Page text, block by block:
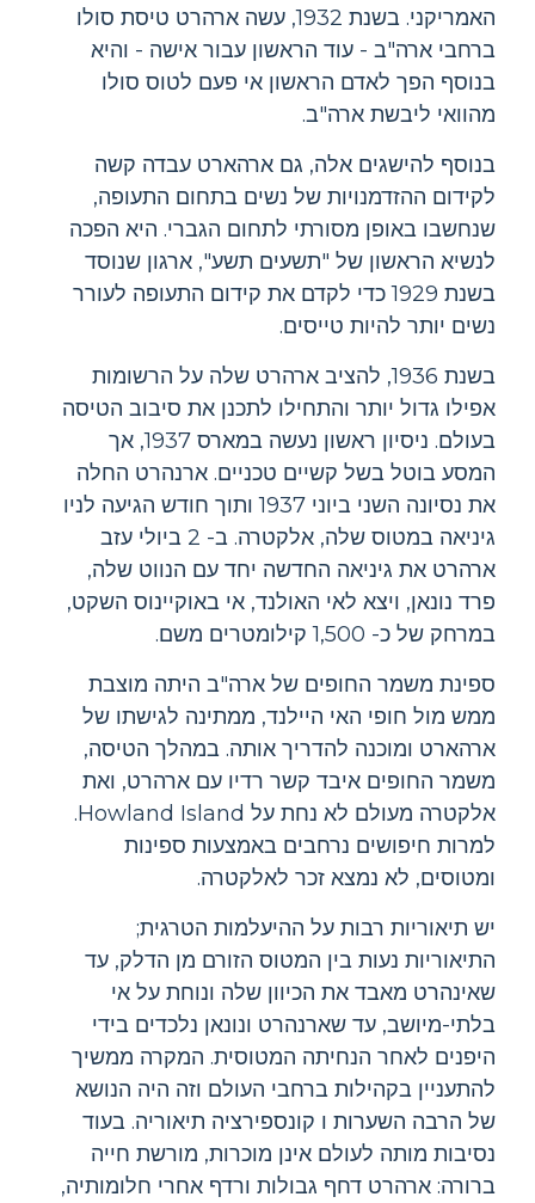
האמריקני. בשנת 1932, עשה ארהרט טיסת סולו
ברחבי ארה"ב - עוד הראשון עבור אישה - והיא
בנוסף הפך לאדם הראשון אי פעם לטוס סולו
מהוואי ליבשת ארה"ב.
בנוסף להישגים אלה, גם ארהארט עבדה קשה
לקידום ההזדמנויות של נשים בתחום התעופה,
שנחשבו באופן מסורתי לתחום הגברי. היא הפכה
לנשיא הראשון של "תשעים תשע", ארגון שנוסד
בשנת 1929 כדי לקדם את קידום התעופה לעורר
נשים יותר להיות טייסים.
בשנת 1936, להציב ארהרט שלה על הרשומות
אפילו גדול יותר והתחילו לתכנן את סיבוב הטיסה
בעולם. ניסיון ראשון נעשה במארס 1937, אך
המסע בוטל בשל קשיים טכניים. ארנהרט החלה
את נסיונה השני ביוני 1937 ותוך חודש הגיעה לניו
גיניאה במטוס שלה, אלקטרה. ב- 2 ביולי עזב
ארהרט את גיניאה החדשה יחד עם הנווט שלה,
פרד נונאן, ויצא לאי האולנד, אי באוקיינוס ​​השקט,
במרחק של כ- 1,500 קילומטרים משם.
ספינת משמר החופים של ארה"ב היתה מוצבת
ממש מול חופי האי היילנד, ממתינה לגישתו של
ארהארט ומוכנה להדריך אותה. במהלך הטיסה,
משמר החופים איבד קשר רדיו עם ארהרט, ואת
אלקטרה מעולם לא נחת על Howland Island.
למרות חיפושים נרחבים באמצעות ספינות
ומטוסים, לא נמצא זכר לאלקטרה.
יש תיאוריות רבות על ההיעלמות הטרגית;
התיאוריות נעות בין המטוס הזורם מן הדלק, עד
שאינהרט מאבד את הכיוון שלה ונוחת על אי
בלתי-מיושב, עד שארנהרט ונונאן נלכדים בידי
היפנים לאחר הנחיתה המטוסית. המקרה ממשיך
להתעניין בקהילות ברחבי העולם וזה היה הנושא
של הרבה השערות ו קונספירציה תיאוריה. בעוד
נסיבות מותה לעולם אינן מוכרות, מורשת חייה
ברורה: ארהרט דחף גבולות ורדף אחרי חלומותיה,